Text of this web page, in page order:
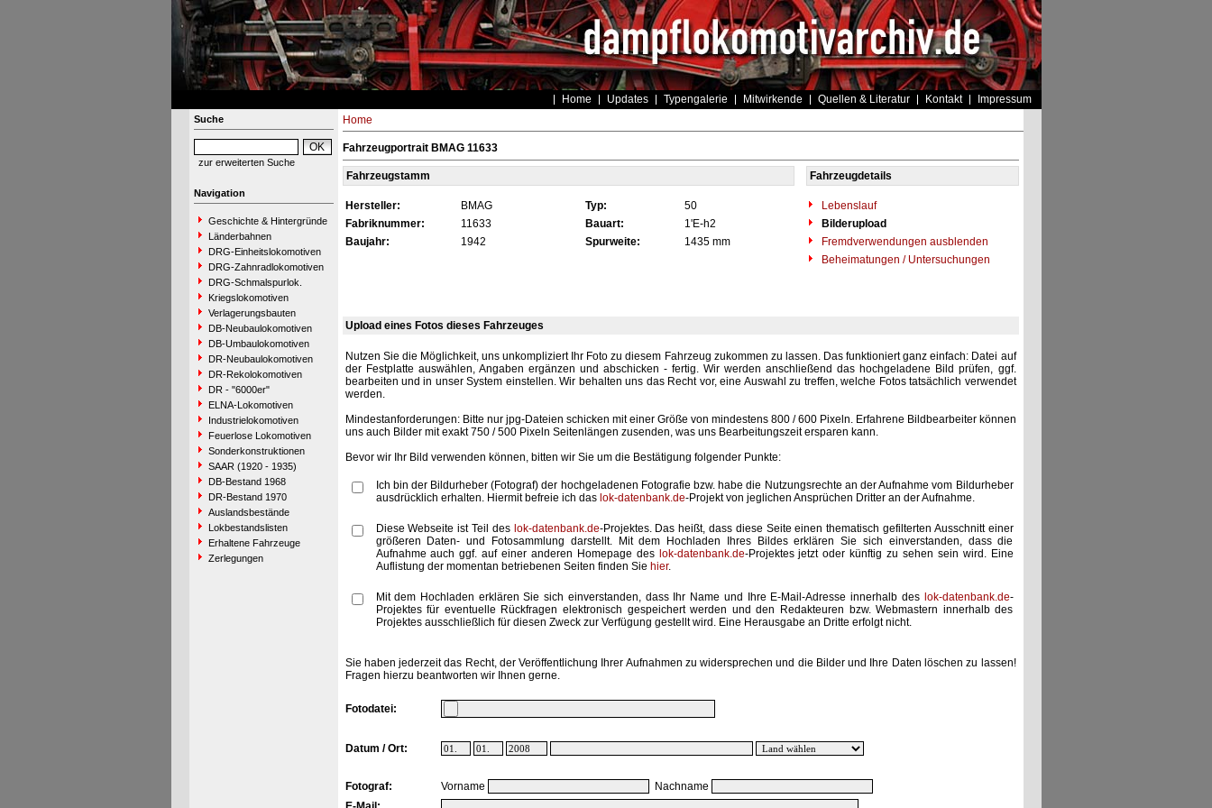
Home Updates Typengalerie Mitwirkende Quellen & Literatur Kontakt Impressum
Suche
zur erweiterten Suche
Navigation
Geschichte & Hintergründe
Länderbahnen
DRG-Einheitslokomotiven
DRG-Zahnradlokomotiven
DRG-Schmalspurlok.
Kriegslokomotiven
Verlagerungsbauten
DB-Neubaulokomotiven
DB-Umbaulokomotiven
DR-Neubaulokomotiven
DR-Rekolokomotiven
DR - "6000er"
ELNA-Lokomotiven
Industrielokomotiven
Feuerlose Lokomotiven
Sonderkonstruktionen
SAAR (1920 - 1935)
DB-Bestand 1968
DR-Bestand 1970
Auslandsbestände
Lokbestandslisten
Erhaltene Fahrzeuge
Zerlegungen
Home
Fahrzeugportrait BMAG 11633
Fahrzeugstamm Fahrzeugdetails
Hersteller: BMAG Typ: 50
Lebenslauf
Fabriknummer:
11633 Bauart: 1'E-h2
Bilderupload
Baujahr:
1942 Spurweite: 1435 mm
Fremdverwendungen ausblenden
Beheimatungen / Untersuchungen
Upload eines Fotos dieses Fahrzeuges
Nutzen Sie die Möglichkeit, uns unkompliziert Ihr Foto zu diesem Fahrzeug zukommen zu lassen. Das funktioniert ganz einfach: Datei auf
der Festplatte auswählen, Angaben ergänzen und abschicken - fertig. Wir werden anschließend das hochgeladene Bild prüfen, ggf.
bearbeiten und in unser System einstellen. Wir behalten uns das Recht vor, eine Auswahl zu treffen, welche Fotos tatsächlich verwendet
werden.
Mindestanforderungen: Bitte nur jpg-Dateien schicken mit einer Größe von mindestens 800 / 600 Pixeln. Erfahrene Bildbearbeiter können
uns auch Bilder mit exakt 750 / 500 Pixeln Seitenlängen zusenden, was uns Bearbeitungszeit ersparen kann.
Bevor wir Ihr Bild verwenden können, bitten wir Sie um die Bestätigung folgender Punkte:
Ich bin der Bildurheber (Fotograf) der hochgeladenen Fotografie bzw. habe die Nutzungsrechte an der Aufnahme vom Bildurheber
ausdrücklich erhalten. Hiermit befreie ich das lok-datenbank.de-Projekt von jeglichen Ansprüchen Dritter an der Aufnahme.
Diese Webseite ist Teil des lok-datenbank.de-Projektes. Das heißt, dass diese Seite einen thematisch gefilterten Ausschnitt einer
größeren Daten- und Fotosammlung darstellt. Mit dem Hochladen Ihres Bildes erklären Sie sich einverstanden, dass die
Aufnahme auch ggf. auf einer anderen Homepage des lok-datenbank.de-Projektes jetzt oder künftig zu sehen sein wird. Eine
Auflistung der momentan betriebenen Seiten finden Sie hier.
Mit dem Hochladen erklären Sie sich einverstanden, dass Ihr Name und Ihre E-Mail-Adresse innerhalb des lok-datenbank.de-
Projektes für eventuelle Rückfragen elektronisch gespeichert werden und den Redakteuren bzw. Webmastern innerhalb des
Projektes ausschließlich für diesen Zweck zur Verfügung gestellt wird. Eine Herausgabe an Dritte erfolgt nicht.
Sie haben jederzeit das Recht, der Veröffentlichung Ihrer Aufnahmen zu widersprechen und die Bilder und Ihre Daten löschen zu lassen!
Fragen hierzu beantworten wir Ihnen gerne.
Fotodatei:
Datum / Ort:
Fotograf: Vorname
Nachname